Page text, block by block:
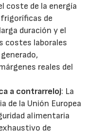
coste de la energía
de
duración y el
costes laborales
reales del
a contrarreloj: La
de la Unión Europea
alimentaria
de